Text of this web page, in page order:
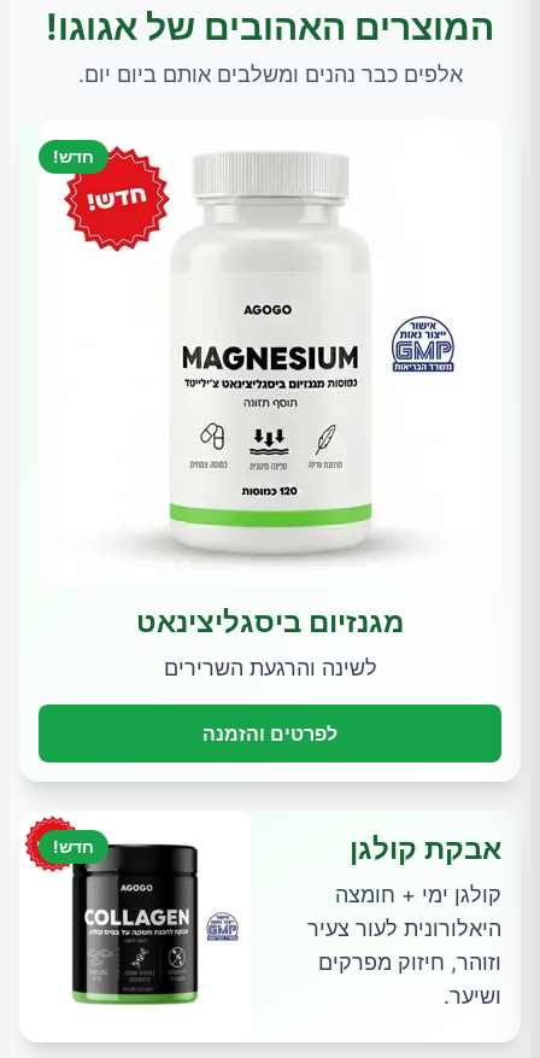
המוצרים האהובים של אגוגו!
אלפים כבר נהנים ומשלבים אותם ביום יום.
חדש!
מגנזיום ביסגליצינאט
לשינה והרגעת השרירים
לפרטים והזמנה
חדש! אבקת קולגן
קולגן ימי + חומצה
היאלורונית לעור צעיר
וזוהר, חיזוק מפרקים
ושיער.